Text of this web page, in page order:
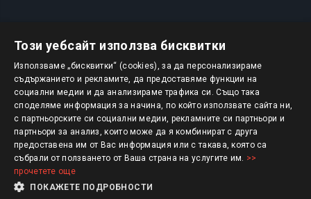
БЮЛЕТИН
АБОНИРАНЕ
Авторско право © 2025 HERMESBOOKS.BG
1 EUR = 1.95583 BGN
Този уебсайт използва бисквитки
Използваме „бисквитки“ (cookies), за да персонализираме
съдържанието и рекламите, да предоставяме функции на
социални медии и да анализираме трафика си. Също така
споделяме информация за начина, по който използвате сайта ни,
с партньорските си социални медии, рекламните си партньори и
партньори за анализ, които може да я комбинират с друга
предоставена им от Вас информация или с такава, която са
събрали от ползването от Ваша страна на услугите им. >>
прочетете още
ПОКАЖЕТЕ ПОДРОБНОСТИ